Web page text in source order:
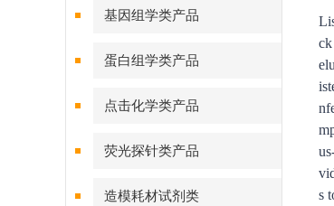
基因组学类产品
蛋白组学类产品
点击化学类产品
荧光探针类产品
造模耗材试剂类
s